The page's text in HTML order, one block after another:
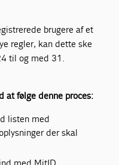
brugere af et
regler, kan dette ske
til og med 31.
at følge denne proces:
listen med
der skal
med MitID